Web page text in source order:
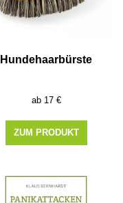
Hundehaarbürste
17 €
ZUM PRODUKT